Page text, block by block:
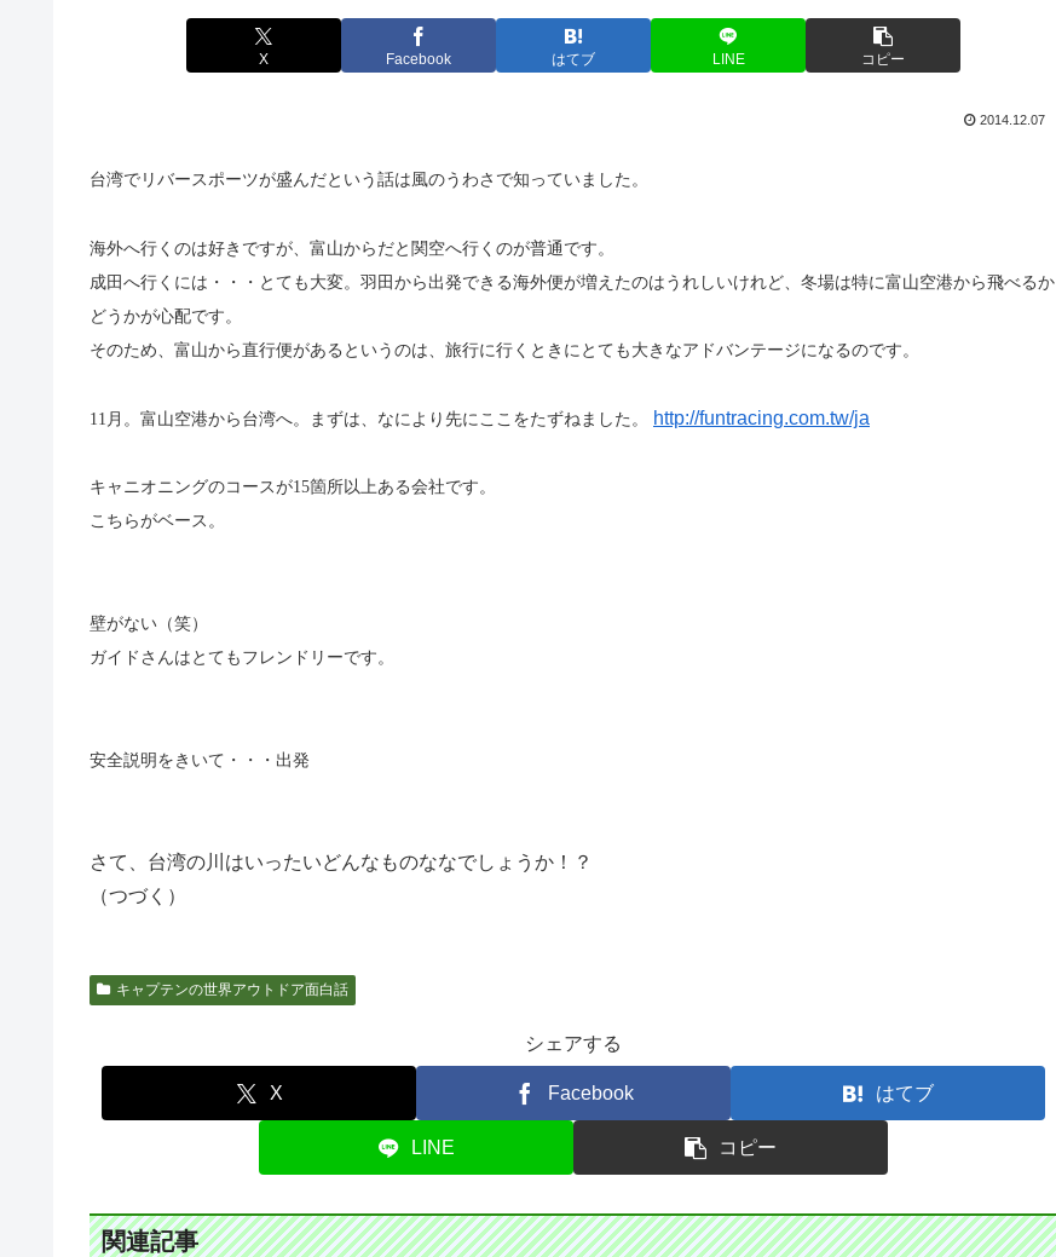
X Facebook はてブ LINE コピー
2014.12.07
台湾でリバースポーツが盛んだという話は風のうわさで知っていました。
海外へ行くのは好きですが、富山からだと関空へ行くのが普通です。
成田へ行くには・・・とても大変。羽田から出発できる海外便が増えたのはうれしいけれど、冬場は特に富山空港から飛べるか
どうかが心配です。
そのため、富山から直行便があるというのは、旅行に行くときにとても大きなアドバンテージになるのです。
11 月。富山空港から台湾へ。まずは、なにより先にここをたずねました。 http://funtracing.com.tw/ja
キャニオニングのコースが15箇所以上ある会社です。
こちらがベース。
壁がない（笑）
ガイドさんはとてもフレンドリーです。
安全説明をきいて・・・出発
さて、台湾の川はいったいどんなものななでしょうか！？
（つづく）
キャプテンの世界アウトドア面白話
シェアする
X Facebook はてブ
LINE コピー
関連記事